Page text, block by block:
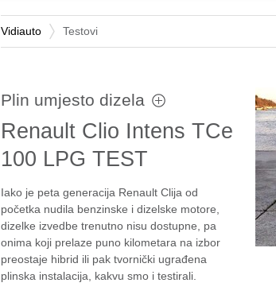
Vidiauto Testovi
Plin umjesto dizela
Renault Clio Intens TCe
100 LPG TEST
Iako je peta generacija Renault Clija od
početka nudila benzinske i dizelske motore,
dizelke izvedbe trenutno nisu dostupne, pa
onima koji prelaze puno kilometara na izbor
preostaje hibrid ili pak tvornički ugrađena
plinska instalacija, kakvu smo i testirali.